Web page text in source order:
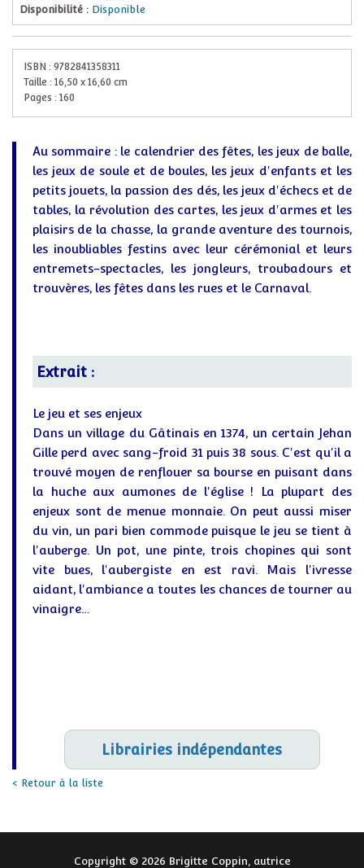
Disponibilité : Disponible
ISBN : 9782841358311
Taille : 16,50 x 16,60 cm
Pages : 160
Au sommaire : le calendrier des fêtes, les jeux de balle,
les jeux de soule et de boules, les jeux d'enfants et les
petits jouets, la passion des dés, les jeux d'échecs et de
tables, la révolution des cartes, les jeux d'armes et les
plaisirs de la chasse, la grande aventure des tournois,
les inoubliables festins avec leur cérémonial et leurs
entremets-spectacles, les jongleurs, troubadours et
trouvères, les fêtes dans les rues et le Carnaval.
Extrait :
Le jeu et ses enjeux
Dans un village du Gâtinais en 1374, un certain Jehan
Gille perd avec sang-froid 31 puis 38 sous. C'est qu'il a
trouvé moyen de renflouer sa bourse en puisant dans
la huche aux aumones de l'église ! La plupart des
enjeux sont de menue monnaie. On peut aussi miser
du vin, un pari bien commode puisque le jeu se tient à
l'auberge. Un pot, une pinte, trois chopines qui sont
vite bues, l'aubergiste en est ravi. Mais l'ivresse
aidant, l'ambiance a toutes les chances de tourner au
vinaigre…
Librairies indépendantes
< Retour à la liste
Copyright © 2026 Brigitte Coppin, autrice